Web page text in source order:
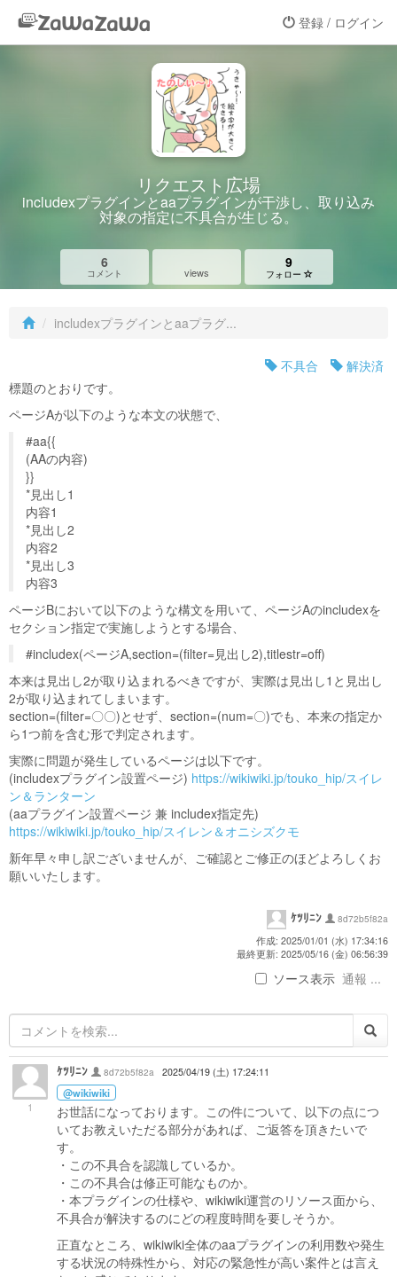
登録 / ログイン
リクエスト広場
includexプラグインとaaプラグインが干渉し、取り込み
対象の指定に不具合が生じる。
6
コメント views
9
フォロー
includexプラグインとaaプラグ...
不具合
解決済
標題のとおりです。
ページAが以下のような本文の状態で、
#aa{{
(AAの内容)
}}
*見出し1
内容1
*見出し2
内容2
*見出し3
内容3
ページBにおいて以下のような構文を用いて、ページAのincludexを
セクション指定で実施しようとする場合、
#includex(ページA,section=(filter=見出し2),titlestr=off)
本来は見出し2が取り込まれるべきですが、実際は見出し1と見出し
2が取り込まれてしまいます。
section=(filter=〇〇)とせず、section=(num=〇)でも、本来の指定か
ら1つ前を含む形で判定されます。
実際に問題が発生しているページは以下です。
(includexプラグイン設置ページ) https://wikiwiki.jp/touko_hip/スイレ
ン＆ランターン
(aaプラグイン設置ページ 兼 includex指定先)
https://wikiwiki.jp/touko_hip/スイレン＆オニシズクモ
新年早々申し訳ございませんが、ご確認とご修正のほどよろしくお
願いいたします。
ｹﾂﾘﾆﾝ
8d72b5f82a
作成: 2025/01/01 (水) 17:34:16
最終更新: 2025/05/16 (金) 06:56:39
ソース表示 通報 ...
1
ｹﾂﾘﾆﾝ 8d72b5f82a 2025/04/19 (土) 17:24:11
@wikiwiki
お世話になっております。この件について、以下の点につ
いてお教えいただる部分があれば、ご返答を頂きたいで
す。
・この不具合を認識しているか。
・この不具合は修正可能なものか。
・本プラグインの仕様や、wikiwiki運営のリソース面から、
不具合が解決するのにどの程度時間を要しそうか。
正直なところ、wikiwiki全体のaaプラグインの利用数や発生
する状況の特殊性から、対応の緊急性が高い案件とは言え